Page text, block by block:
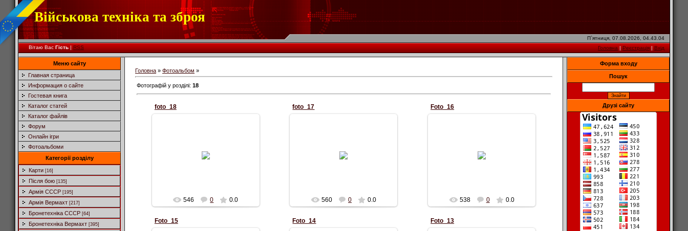
Військова техніка та зброя
П`ятниця, 07.08.2026, 04.43.04
Вітаю Вас Гість|RSS Головна|Реєстрація|Вхід
Меню сайту
Главная страница
Информация о сайте
Гостевая книга
Каталог статей
Каталог файлів
Форум
Онлайн ігри
Фотоальбоми
Категорії розділу
Карти [16]
Після бою [135]
Армія СССР [195]
Армія Вермахт [217]
Бронетехніка СССР [64]
Бронетехніка Вермахт [395]
Головна » Фотоальбом »
Фотографій у розділі: 18
foto_18
Panhard
546 0 0.0
foto_17
M2
560 0 0.0
Foto_16
Valentain
538 0 0.0
Foto_15 Foto_14 Foto_13
Форма входу
Пошук
Друзі сайту